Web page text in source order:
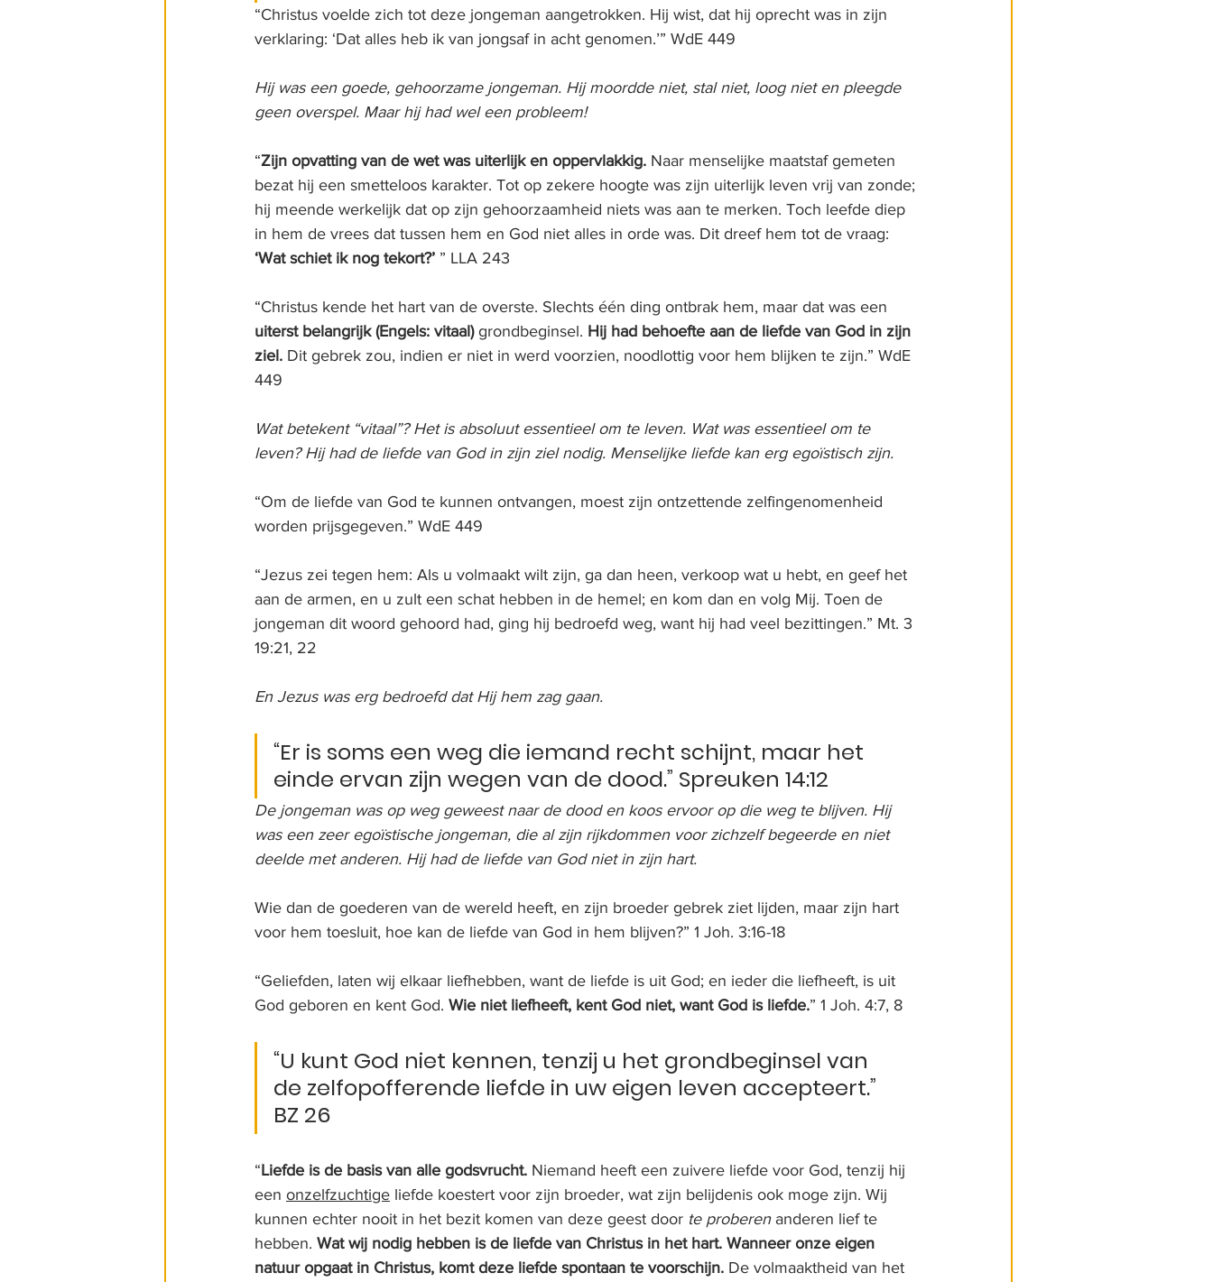
“Christus voelde zich tot deze jongeman aangetrokken. Hij wist, dat hij oprecht was in zijn
verklaring: ‘Dat alles heb ik van jongsaf in acht genomen.’” WdE 449
Hij was een goede, gehoorzame jongeman. Hij moordde niet, stal niet, loog niet en pleegde
geen overspel. Maar hij had wel een probleem!
“Zijn opvatting van de wet was uiterlijk en oppervlakkig. Naar menselijke maatstaf gemeten
bezat hij een smetteloos karakter. Tot op zekere hoogte was zijn uiterlijk leven vrij van zonde;
hij meende werkelijk dat op zijn gehoorzaamheid niets was aan te merken. Toch leefde diep
in hem de vrees dat tussen hem en God niet alles in orde was. Dit dreef hem tot de vraag:
‘Wat schiet ik nog tekort?’ ” LLA 243
“Christus kende het hart van de overste. Slechts één ding ontbrak hem, maar dat was een
uiterst belangrijk (Engels: vitaal) grondbeginsel. Hij had behoefte aan de liefde van God in zijn
ziel. Dit gebrek zou, indien er niet in werd voorzien, noodlottig voor hem blijken te zijn.” WdE
449
Wat betekent “vitaal”? Het is absoluut essentieel om te leven. Wat was essentieel om te
leven? Hij had de liefde van God in zijn ziel nodig. Menselijke liefde kan erg egoïstisch zijn.
“Om de liefde van God te kunnen ontvangen, moest zijn ontzettende zelfingenomenheid
worden prijsgegeven.” WdE 449
“Jezus zei tegen hem: Als u volmaakt wilt zijn, ga dan heen, verkoop wat u hebt, en geef het
aan de armen, en u zult een schat hebben in de hemel; en kom dan en volg Mij. Toen de
jongeman dit woord gehoord had, ging hij bedroefd weg, want hij had veel bezittingen.” Mt. 3
19:21, 22
En Jezus was erg bedroefd dat Hij hem zag gaan.
“Er is soms een weg die iemand recht schijnt, maar het
einde ervan zijn wegen van de dood.” Spreuken 14:12
De jongeman was op weg geweest naar de dood en koos ervoor op die weg te blijven. Hij
was een zeer egoïstische jongeman, die al zijn rijkdommen voor zichzelf begeerde en niet
deelde met anderen. Hij had de liefde van God niet in zijn hart.
Wie dan de goederen van de wereld heeft, en zijn broeder gebrek ziet lijden, maar zijn hart
voor hem toesluit, hoe kan de liefde van God in hem blijven?” 1 Joh. 3:16-18
“Geliefden, laten wij elkaar liefhebben, want de liefde is uit God; en ieder die liefheeft, is uit
God geboren en kent God. Wie niet liefheeft, kent God niet, want God is liefde.” 1 Joh. 4:7, 8
“U kunt God niet kennen, tenzij u het grondbeginsel van
de zelfopofferende liefde in uw eigen leven accepteert.”
BZ 26
“Liefde is de basis van alle godsvrucht. Niemand heeft een zuivere liefde voor God, tenzij hij
een onzelfzuchtige liefde koestert voor zijn broeder, wat zijn belijdenis ook moge zijn. Wij
kunnen echter nooit in het bezit komen van deze geest door te proberen anderen lief te
hebben. Wat wij nodig hebben is de liefde van Christus in het hart. Wanneer onze eigen
natuur opgaat in Christus, komt deze liefde spontaan te voorschijn. De volmaaktheid van het